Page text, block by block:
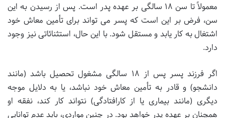
معمولاً تا سن ۱۸ سالگی بر عهده پدر است. پس از رسیدن به این
سن، فرض بر این است که پسر می تواند برای تأمین معاش خود
اشتغال به کار یابد و مستقل شود. با این حال، استثنائاتی نیز وجود
دارد.
اگر فرزند پسر پس از ۱۸ سالگی مشغول تحصیل باشد (مانند
دانشجو) و قادر به تأمین معاش خود نباشد، یا به دلایل موجه
دیگری (مانند بیماری یا از کارافتادگی) نتواند کار کند، نفقه او
همچنان بر عهده پدر خواهد بود. در چنین مواردی، باید عدم توانایی